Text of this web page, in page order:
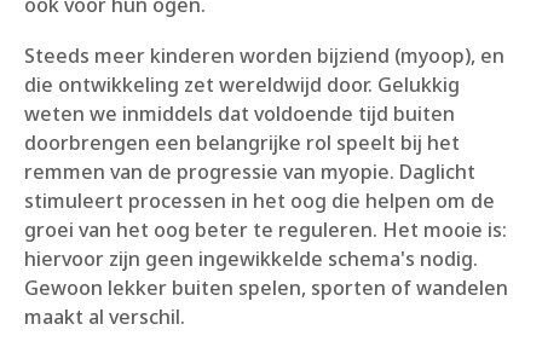
Steeds meer kinderen worden bijziend (myoop), en
die ontwikkeling zet wereldwijd door. Gelukkig
weten we inmiddels dat voldoende tijd buiten
doorbrengen een belangrijke rol speelt bij het
remmen van de progressie van myopie. Daglicht
stimuleert processen in het oog die helpen om de
groei van het oog beter te reguleren. Het mooie is:
hiervoor zijn geen ingewikkelde schema's nodig.
Gewoon lekker buiten spelen, sporten of wandelen
maakt al verschil.